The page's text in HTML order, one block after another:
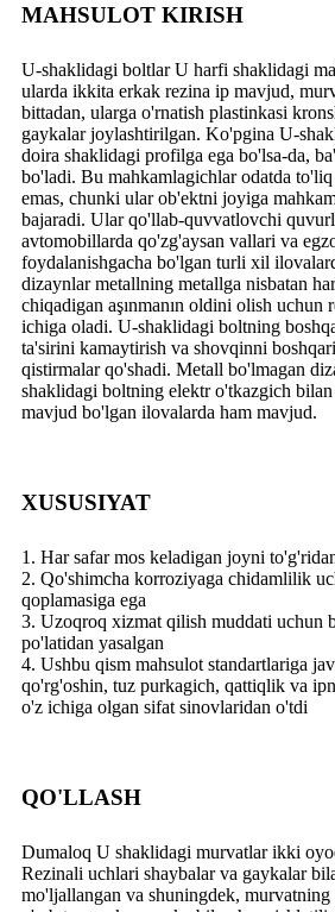
MAHSULOT KIRISH
U-shaklidagi boltlar U harfi shaklidagi
ularda ikkita erkak rezina ip mavjud,
bittadan, ularga o'rnatish plastinkasi
gaykalar joylashtirilgan. Ko'pgina U-
doira shaklidagi profilga ega bo'lsa-da,
bo'ladi. Bu mahkamlagichlar odatda
emas, chunki ular ob'ektni joyiga
bajaradi. Ular qo'llab-quvvatlovchi
avtomobillarda qo'zg'aysan vallari va
foydalanishgacha bo'lgan turli xil
dizaynlar metallning metallga nisbatan
chiqadigan aşınmanın oldini olish uchun
ichiga oladi. U-shaklidagi boltning
ta'sirini kamaytirish va shovqinni
qistirmalar qo'shadi. Metall bo'lmagan
shaklidagi boltning elektr o'tkazgich
mavjud bo'lgan ilovalarda ham mavjud.
XUSUSIYAT
1. Har safar mos keladigan joyni
2. Qo'shimcha korroziyaga chidamlilik
qoplamasiga ega
3. Uzoqroq xizmat qilish muddati uchun
po'latidan yasalgan
4. Ushbu qism mahsulot standartlariga
qo'rg'oshin, tuz purkagich, qattiqlik va
o'z ichiga olgan sifat sinovlaridan o'tdi
QO'LLASH
Dumaloq U shaklidagi murvatlar ikki
Rezinali uchlari shaybalar va gaykalar
mo'ljallangan va shuningdek,